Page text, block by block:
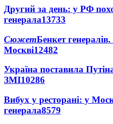
Другий за день: у РФ
генерала13733
СюжетБенкет
Москві12482
Україна поставила
ЗМІ10286
Вибух у ресторані: у
генерала8579